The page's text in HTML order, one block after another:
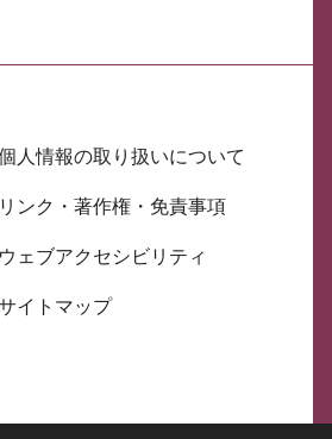
人情報の取り扱いについて
リンク・著作権・免責事項
ウェブアクセシビリティ
イトマップ